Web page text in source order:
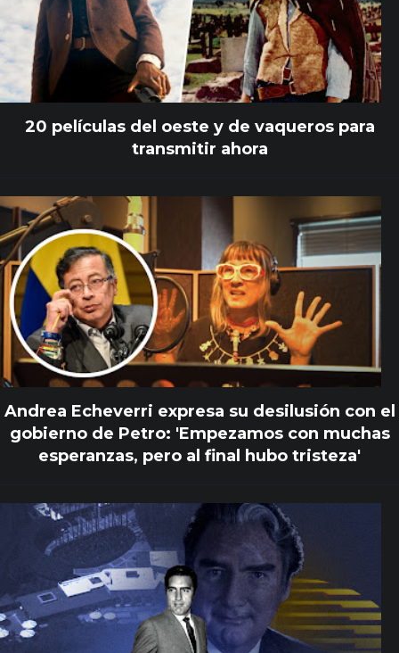
20 películas del oeste y de vaqueros para
transmitir ahora
Andrea Echeverri expresa su desilusión con el
gobierno de Petro: 'Empezamos con muchas
esperanzas, pero al final hubo tristeza'